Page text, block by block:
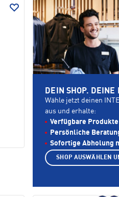
DEIN SHOP. DEINE
Wähle jetzt deinen
aus und erhalte:
Verfügbare
Persönliche
Sofortige Abholung